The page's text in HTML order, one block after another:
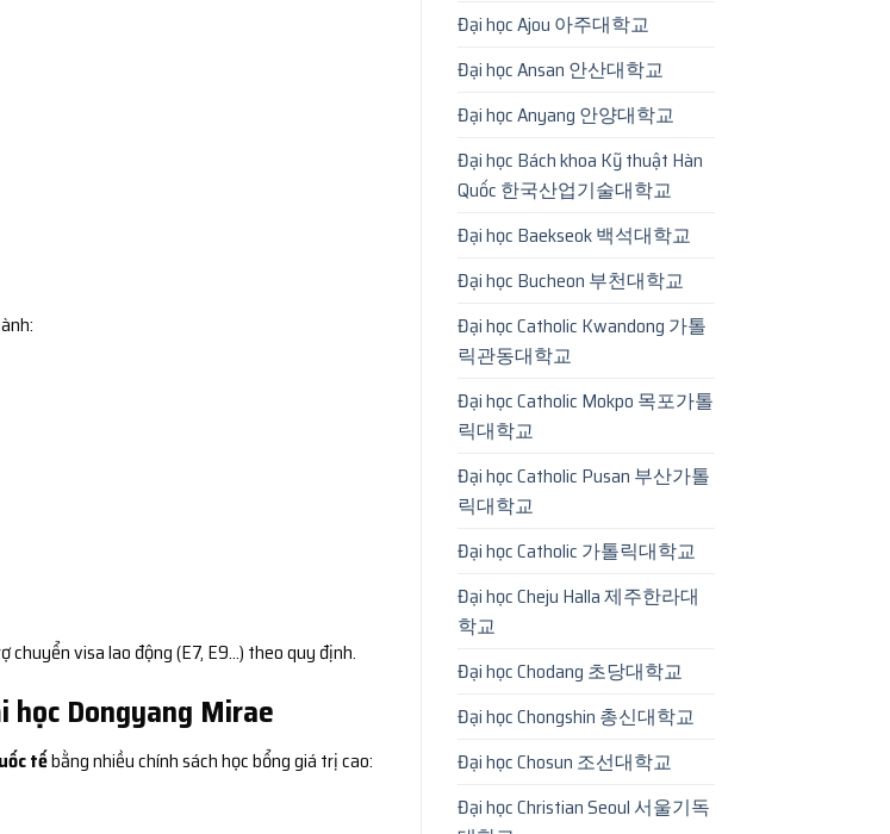
chuyển visa lao động (E7, E9…) theo quy định.
học Dongyang Mirae
tếbằng nhiều chính sách học bổng giá trị cao:
Đại học Ajou 아주대학교
Đại học Ansan 안산대학교
Đại học Anyang 안양대학교
Đại học Bách khoa Kỹ thuật Hàn
Quốc 한국산업기술대학교
Đại học Baekseok 백석대학교
Đại học Bucheon 부천대학교
Đại học Catholic Kwandong 가톨
릭관동대학교
Đại học Catholic Mokpo 목포가톨
릭대학교
Đại học Catholic Pusan 부산가톨
릭대학교
Đại học Catholic 가톨릭대학교
Đại học Cheju Halla 제주한라대
학교
Đại học Chodang 초당대학교
Đại học Chongshin 총신대학교
Đại học Chosun 조선대학교
Đại học Christian Seoul 서울기독